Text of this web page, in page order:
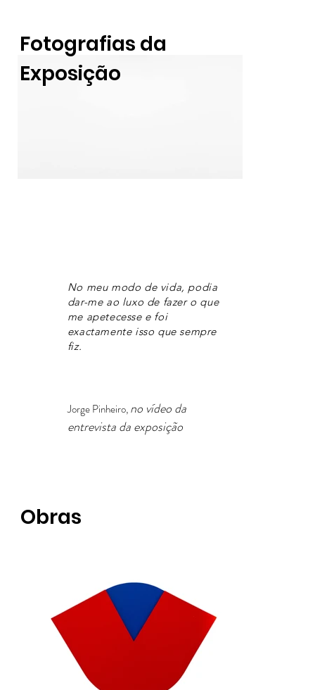
Obras
No meu modo de vida, podia
dar-me ao luxo de fazer o que
me apetecesse e foi
exactamente isso que sempre
fiz.
Jorge Pinheiro,no vídeo da
entrevista da exposição
Fotografias da
Exposição